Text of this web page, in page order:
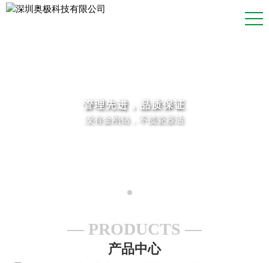
管理先进，品质保证
没有金刚钻，不揽瓷器活
PRODUCTS
产品中心